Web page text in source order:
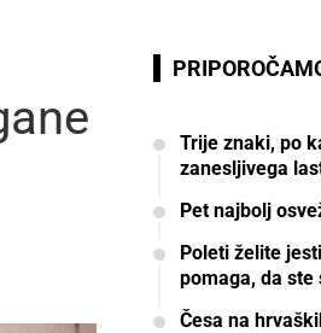
Trije znaki, po
zanesljivega
Pet najbolj
Poleti želite
pomaga, da
Česa na